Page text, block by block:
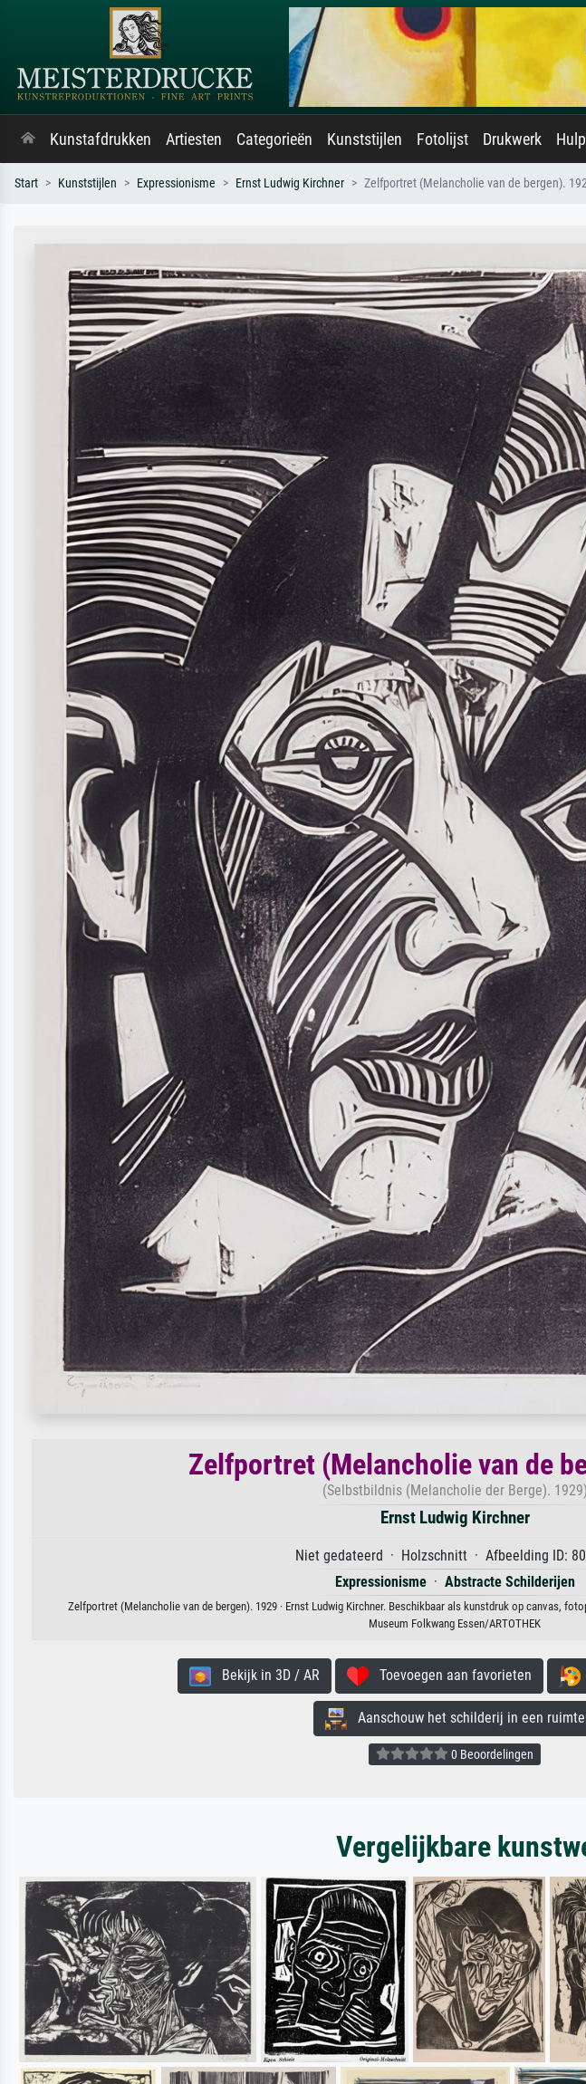
Kunstafdrukken Artiesten Categorieën Kunststijlen Fotolijst Drukwerk
Start Kunststijlen Expressionisme Ernst Ludwig Kirchner Zelfportret (Melancholie van de bergen).
Zelfportret (Melancholie van de
(Selbstbildnis (Melancholie der Berge). 1929)
Ernst Ludwig Kirchner
Niet gedateerd · Holzschnitt · Afbeelding ID:
Expressionisme· Abstracte Schilderijen
Zelfportret (Melancholie van de bergen). 1929 · Ernst Ludwig Kirchner. Beschikbaar als kunstdruk op canvas,
Museum Folkwang Essen/ARTOTHEK
Bekijk in 3D / AR Toevoegen aan favorieten
Aanschouw het schilderij in een ruimte
0 Beoordelingen
Vergelijkbare